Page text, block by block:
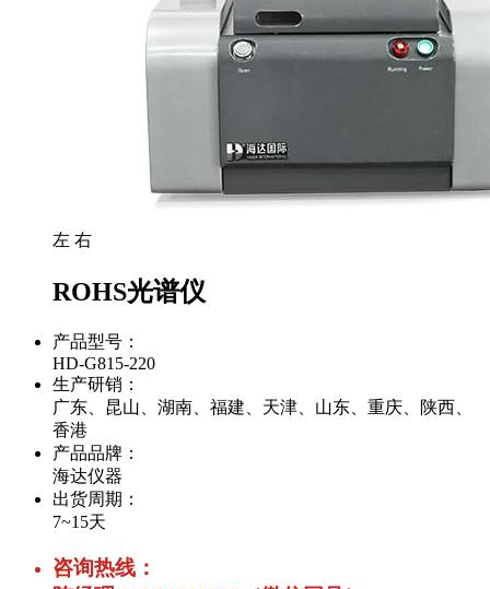
左 右
ROHS光谱仪
产品型号：
HD-G815-220
生产研销：
广东、昆山、湖南、福建、天津、山东、重庆、陕西、
香港
产品品牌：
海达仪器
出货周期：
7~15天
咨询热线：